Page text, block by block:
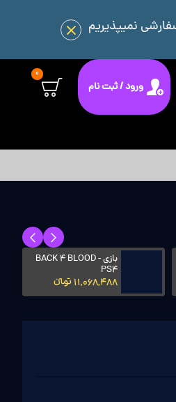
نمیپذیریم
ورود / ثبت نام
0
بازی BACK 4 BLOOD -
PS4
11,068,488 تومانءءء